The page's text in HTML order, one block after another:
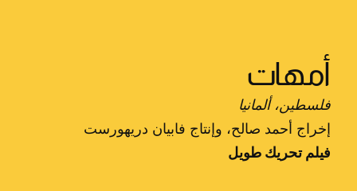
أمهات
فلسطين، ألمانيا
إخراج أحمد صالح، وإنتاج فابيان دريهورست
فيلم تحريك طويل